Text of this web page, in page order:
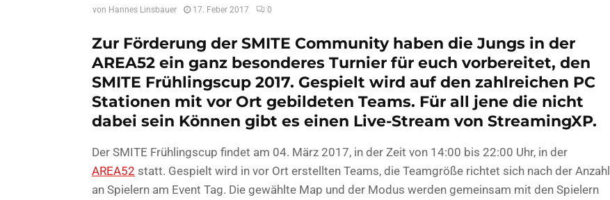
von Hannes Linsbauer 17. Feber 2017 0
Zur Förderung der SMITE Community haben die Jungs in der
AREA52 ein ganz besonderes Turnier für euch vorbereitet, den
SMITE Frühlingscup 2017. Gespielt wird auf den zahlreichen PC
Stationen mit vor Ort gebildeten Teams. Für all jene die nicht
dabei sein Können gibt es einen Live-Stream von StreamingXP.
Der SMITE Frühlingscup findet am 04. März 2017, in der Zeit von 14:00 bis 22:00 Uhr, in der
AREA52 statt. Gespielt wird in vor Ort erstellten Teams, die Teamgröße richtet sich nach der Anzahl
an Spielern am Event Tag. Die gewählte Map und der Modus werden gemeinsam mit den Spielern